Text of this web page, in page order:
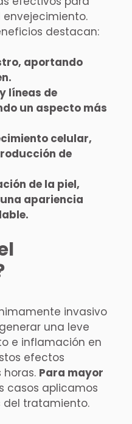
destacan:
aportando
líneas de
un aspecto más
celular,
de
de la piel,
apariencia
invasivo
una leve
e inflamación en
efectos
Para mayor
casos aplicamos
del tratamiento.